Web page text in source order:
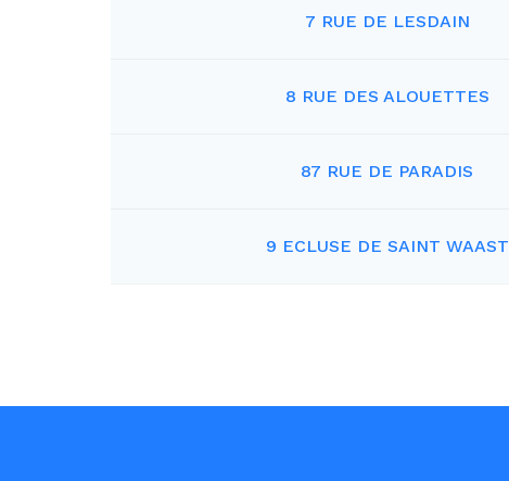
7 RUE DE LESDAIN
8 RUE DES ALOUETTES
87 RUE DE PARADIS
9 ECLUSE DE SAINT WAAST